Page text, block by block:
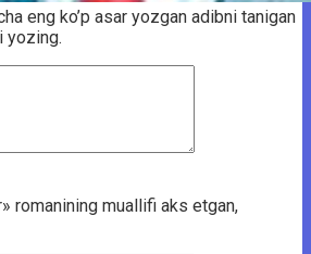
eng ko’p asar yozgan adibni tanigan
yozing.
romanining muallifi aks etgan,